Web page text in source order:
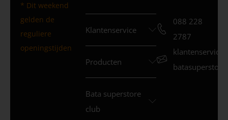
* Dit weekend
gelden de
reguliere
openingstijden
Klantenservice
Producten
Bata superstore
club
088 228
2787